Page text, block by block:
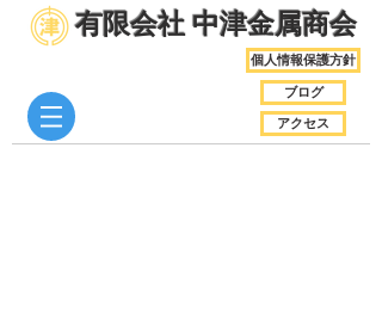
​有限会社 中津金属商会
個人情報保護方針
ブログ
アクセス